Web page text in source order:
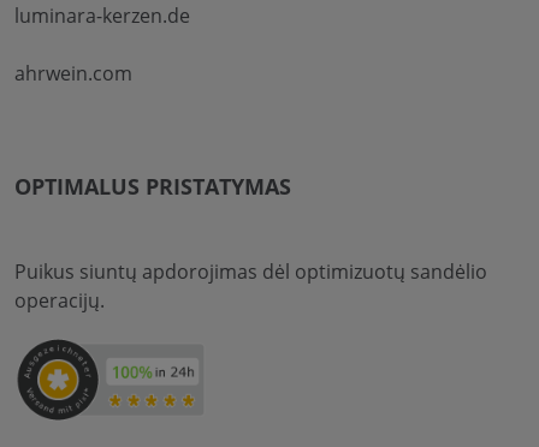
luminara-kerzen.de
ahrwein.com
OPTIMALUS PRISTATYMAS
Puikus siuntų apdorojimas dėl optimizuotų sandėlio
operacijų.